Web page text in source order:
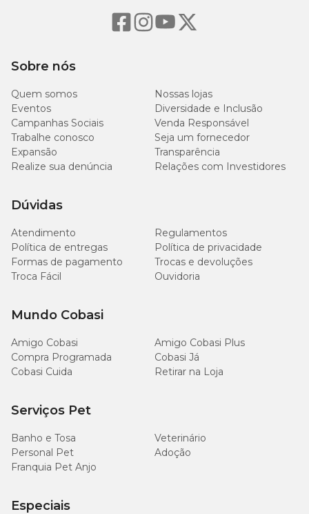
Sobre nós
Quem somos
Nossas lojas
Eventos
Diversidade e Inclusão
Campanhas Sociais
Venda Responsável
Trabalhe conosco
Seja um fornecedor
Expansão
Transparência
Realize sua denúncia
Relações com Investidores
Dúvidas
Atendimento
Regulamentos
Política de entregas
Política de privacidade
Formas de pagamento
Trocas e devoluções
Troca Fácil
Ouvidoria
Mundo Cobasi
Amigo Cobasi
Amigo Cobasi Plus
Compra Programada
Cobasi Já
Cobasi Cuida
Retirar na Loja
Serviços Pet
Banho e Tosa
Veterinário
Personal Pet
Adoção
Franquia Pet Anjo
Especiais